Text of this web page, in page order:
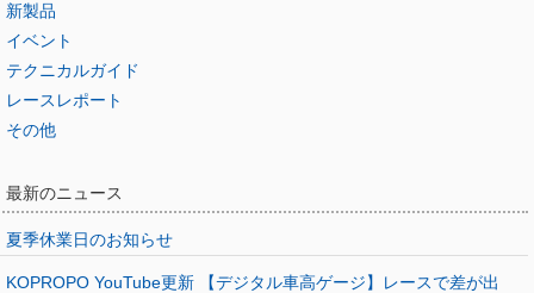
新製品
イベント
テクニカルガイド
レースレポート
その他
最新のニュース
夏季休業日のお知らせ
KOPROPO YouTube更新 【デジタル車高ゲージ】レースで差が出